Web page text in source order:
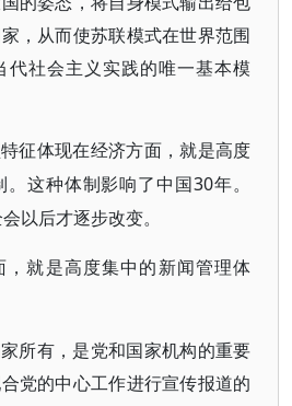
，从而使苏联模式在世界范围
代社会主义实践的唯一基本模
征体现在经济方面，就是高度
。这种体制影响了中国30年。
以后才逐步改变。
，就是高度集中的新闻管理体
所有，是党和国家机构的重要
党的中心工作进行宣传报道的